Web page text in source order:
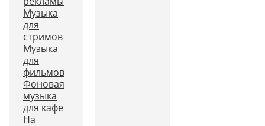
Музыка
для
стримов
Музыка
для
фильмов
Фоновая
музыка
для кафе
На